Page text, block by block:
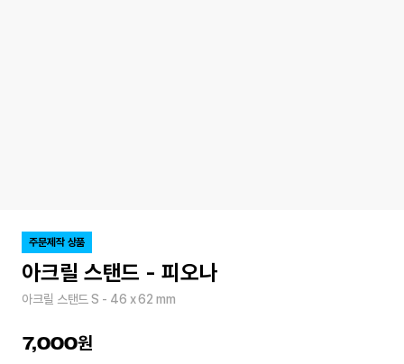
주문제작 상품
아크릴 스탠드 - 피오나
아크릴 스탠드 S - 46 x 62 mm
7,000